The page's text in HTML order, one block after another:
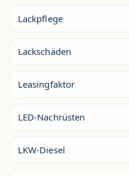
Lackpflege
Lackschäden
Leasingfaktor
LED-Nachrüsten
LKW-Diesel